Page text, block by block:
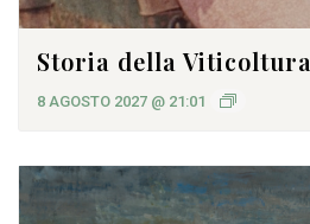
Storia della Viticoltura
8 AGOSTO 2027 @ 21:01